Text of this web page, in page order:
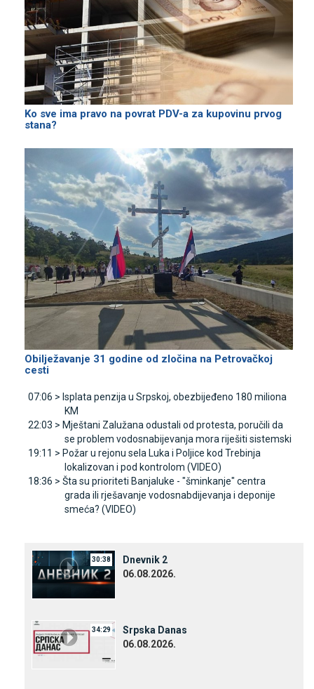
Ko sve ima pravo na povrat PDV-a za kupovinu prvog
stana?
Obilježavanje 31 godine od zločina na Petrovačkoj
cesti
07:06 > Isplata penzija u Srpskoj, obezbijeđeno 180 miliona
KM
22:03 > Mještani Zalužana odustali od protesta, poručili da
se problem vodosnabijevanja mora riješiti sistemski
19:11 > Požar u rejonu sela Luka i Poljice kod Trebinja
lokalizovan i pod kontrolom (VIDEO)
18:36 > Šta su prioriteti Banjaluke - "šminkanje" centra
grada ili rješavanje vodosnabdijevanja i deponije
smeća? (VIDEO)
30:38
Dnevnik 2
06.08.2026.
34:29
Srpska Danas
06.08.2026.